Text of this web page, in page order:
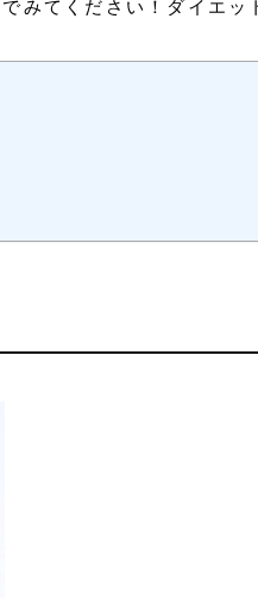
みてください！ダイエッ